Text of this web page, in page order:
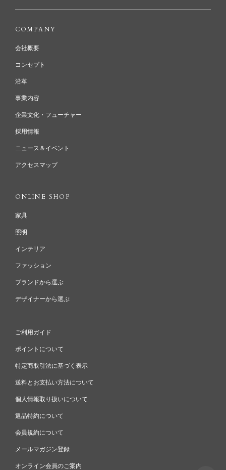
COMPANY
会社概要
コンセプト
沿革
事業内容
企業文化・フューチャー
採用情報
ニュース＆イベント
アクセスマップ
ONLINE SHOP
家具
照明
インテリア
ファッション
ブランドから選ぶ
デザイナーから選ぶ
ご利用ガイド
ポイントについて
特定商取引法に基づく表示
送料とお支払い方法について
個人情報取り扱いについて
返品特約について
会員規約について
メールマガジン登録
オンライン会員のご案内